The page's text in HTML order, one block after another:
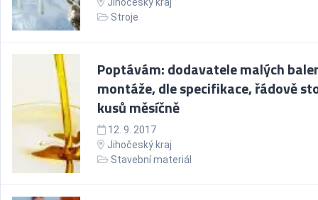
Stroje
Poptávám: dodavatele malých
montáže, dle specifikace, řádově
kusů měsíčně
12. 9. 2017
Jihočeský kraj
Stavební materiál